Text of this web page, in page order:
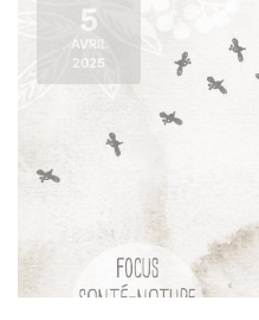
5
AVRIL
2025